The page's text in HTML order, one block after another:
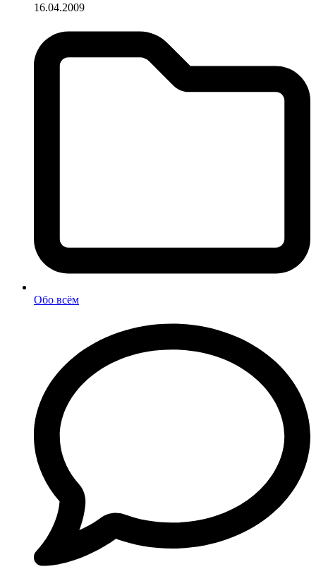
16.04.2009
Обо всём